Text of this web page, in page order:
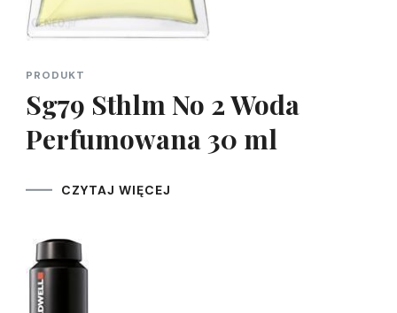
PRODUKT
Sg79 Sthlm No 2 Woda
Perfumowana 30 ml
CZYTAJ WIĘCEJ